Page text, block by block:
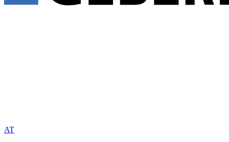
AT